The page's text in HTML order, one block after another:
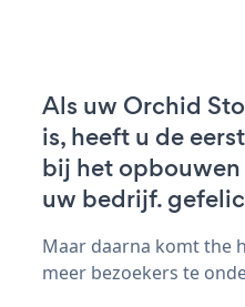
Als uw Orchid
is, heeft u de
bij het
uw bedrijf.
Maar daarna komt the
meer bezoekers te